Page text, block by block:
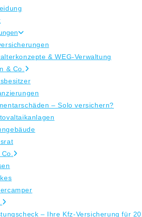
& WEG-Verwaltung
& Co.
– Solo versichern?
– Ihre Kfz-Versicherung für